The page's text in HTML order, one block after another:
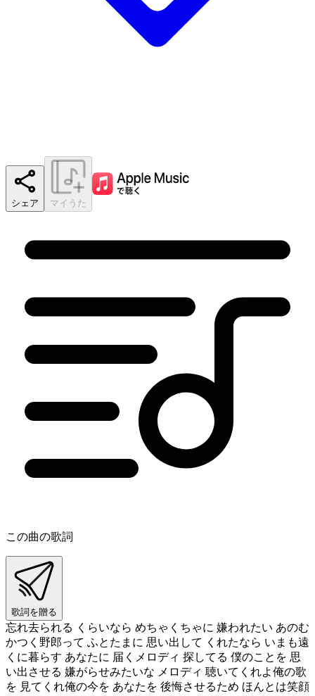
シェア マイうた
この曲の歌詞
歌詞を贈る
忘れ去られる くらいなら めちゃくちゃに 嫌われたい あのむ
かつく野郎って ふとたまに 思い出して くれたなら いまも遠
くに暮らす あなたに 届くメロディ 探してる 僕のことを 思
い出させる 嫌がらせみたいな メロディ 聴いてくれよ俺の歌
を 見てくれ俺の今を あなたを 後悔させるため ほんとは笑顔